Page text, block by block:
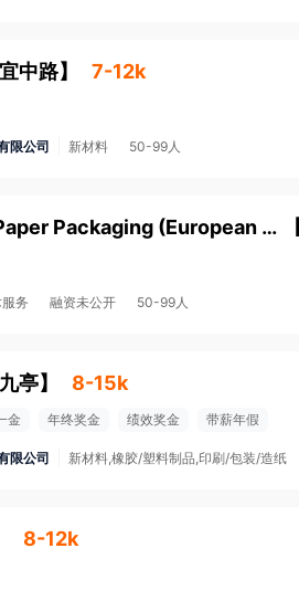
中路】 7-12k
限公司 新材料 50-99人
Printing Expert - Paper Packaging (European company)
务 融资未公开 50-99人
亭】 8-15k
金 年终奖金 绩效奖金 带薪年假
限公司 新材料,橡胶/塑料制品,印刷/包装/造纸
8-12k